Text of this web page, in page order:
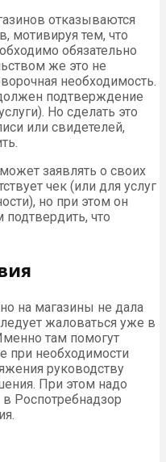
отказываются
мотивируя тем, что
обязательно
же это не
необходимость.
подтверждение
Но сделать это
или свидетелей,
заявлять о своих
чек (или для услуг
но при этом он
что
на магазины не дала
жаловаться уже в
там помогут
при необходимости
руководству
При этом надо
Роспотребнадзор